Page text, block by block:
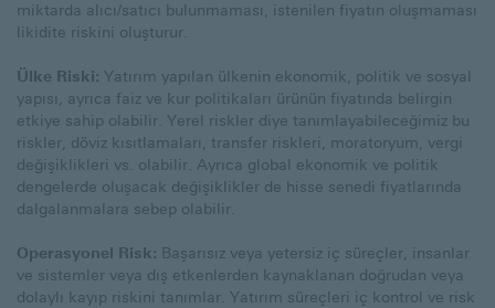
miktarda alıcı/satıcı bulunmaması, istenilen fiyatın oluşmaması
likidite riskini oluşturur.
Ülke Riski: Yatırım yapılan ülkenin ekonomik, politik ve sosyal
yapısı, ayrıca faiz ve kur politikaları ürünün fiyatında belirgin
etkiye sahip olabilir. Yerel riskler diye tanımlayabileceğimiz bu
riskler, döviz kısıtlamaları, transfer riskleri, moratoryum, vergi
değişiklikleri vs. olabilir. Ayrıca global ekonomik ve politik
dengelerde oluşacak değişiklikler de hisse senedi fiyatlarında
dalgalanmalara sebep olabilir.
Operasyonel Risk: Başarısız veya yetersiz iç süreçler, insanlar
ve sistemler veya dış etkenlerden kaynaklanan doğrudan veya
dolaylı kayıp riskini tanımlar. Yatırım süreçleri iç kontrol ve risk